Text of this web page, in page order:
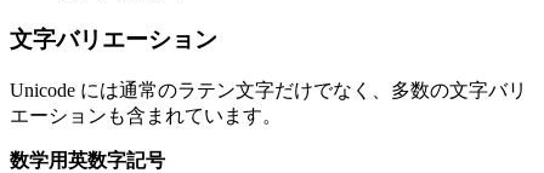
文字バリエーション
Unicode には通常のラテン文字だけでなく、多数の文字バリ
エーションも含まれています。
数学用英数字記号